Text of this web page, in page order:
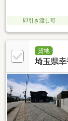
即引き渡し可
貸地
埼玉県